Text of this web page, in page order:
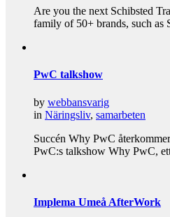
Are you the next Schibsted
family of 50+ brands, such as
PwC talkshow
by webbansvarig
in Näringsliv, samarbeten
Succén Why PwC
PwC:s talkshow Why PwC,
Implema Umeå AfterWork